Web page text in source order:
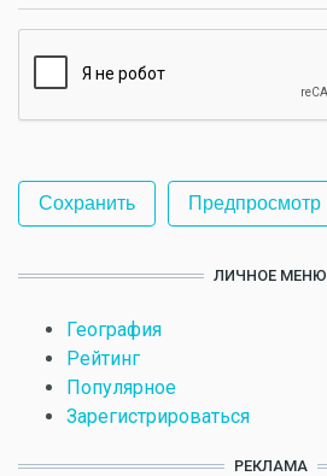
ЛИЧНОЕ МЕНЮ
География
Рейтинг
Популярное
Зарегистрироваться
РЕКЛАМА